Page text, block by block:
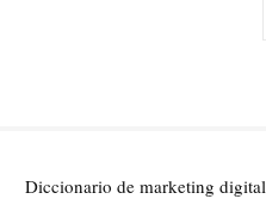
Diccionario de marketing digital